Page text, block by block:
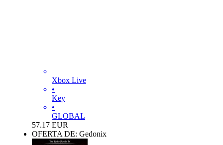
Xbox Live
•
Key
•
GLOBAL
57.17 EUR
OFERTA DE: Gedonix